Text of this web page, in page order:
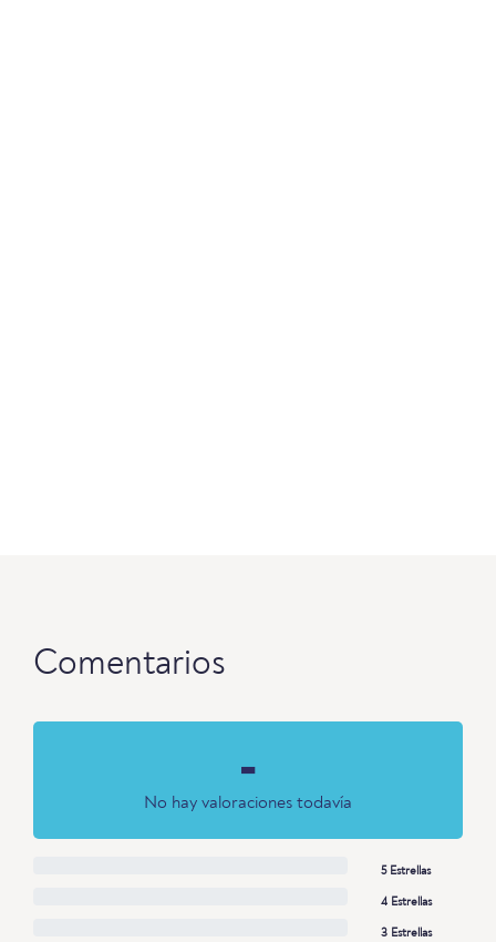
Comentarios
-
No hay valoraciones todavía
5 Estrellas
4 Estrellas
3 Estrellas